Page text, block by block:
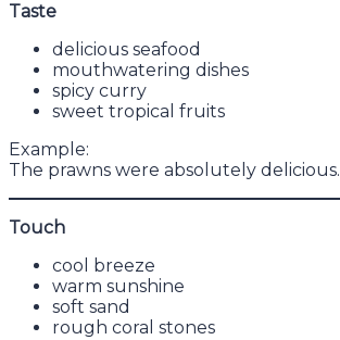
Taste
delicious seafood
mouthwatering dishes
spicy curry
sweet tropical fruits
Example:
The prawns were absolutely delicious.
Touch
cool breeze
warm sunshine
soft sand
rough coral stones